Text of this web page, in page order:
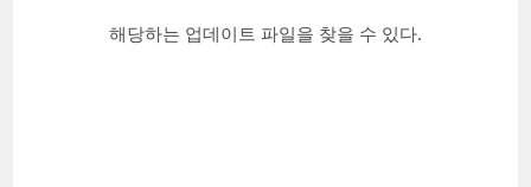
해당하는 업데이트 파일을 찾을 수 있다.